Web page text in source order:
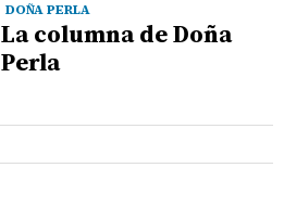
DOÑA PERLA
La columna de Doña
Perla